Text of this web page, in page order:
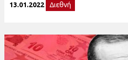
13.01.2022 Διεθνή